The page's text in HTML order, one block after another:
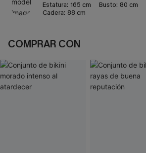
Estatura: 165 cm Busto: 80 cm
Cadera: 88 cm
COMPRAR CON